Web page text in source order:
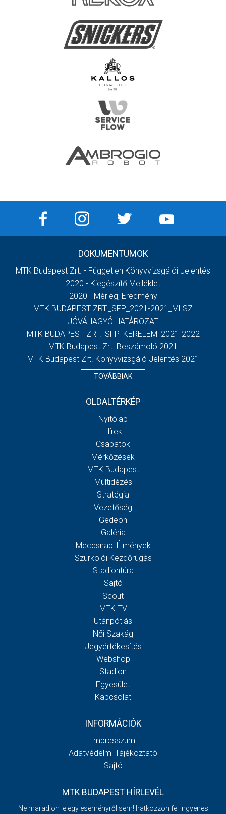
DOKUMENTUMOK
MTK Budapest Zrt. - Független Könyvvizsgálói Jelentés
2020 - Kiegészítő Melléklet
2020 - Mérleg, Eredmény
MTK BUDAPEST ZRT._SFP_2021-2021_MLSZ
JÓVÁHAGYÓ HATÁROZAT
MTK BUDAPEST ZRT._SFP_KERELEM_2021-2022
MTK Budapest Zrt. Beszámoló 2021
MTK Budapest Zrt. Könyvvizsgáló Jelentés 2021
TOVÁBBIAK
OLDALTÉRKÉP
Nyitólap
Hírek
Csapatok
Mérkőzések
MTK Budapest
Múltidézés
Stratégia
Vezetőség
Gedeon
Galéria
Meccsnapi Élmények
Szurkolói Kezdőrúgás
Stadiontúra
Sajtó
Scout
MTK TV
Utánpótlás
Női Szakág
Jegyértékesítés
Webshop
Stadion
Egyesület
Kapcsolat
INFORMÁCIÓK
Impresszum
Adatvédelmi Tájékoztató
Sajtó
MTK BUDAPEST HÍRLEVÉL
Ne maradjon le egy eseményről sem! Iratkozzon fel ingyenes